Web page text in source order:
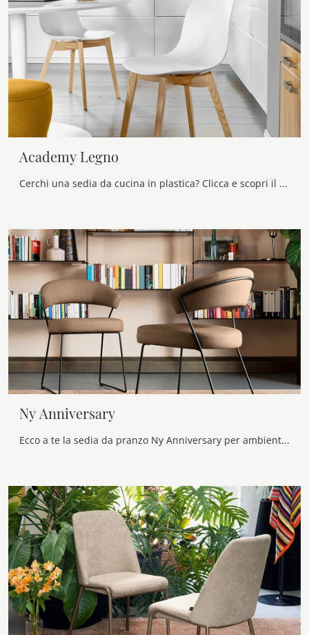
Academy Legno
Cerchi una sedia da cucina in plastica? Clicca e scopri il modello Academy Legno di Connubia per ultimare i tuoi interni ottimamente.
Ny Anniversary
Ecco a te la sedia da pranzo Ny Anniversary per ambientazioni moderne, tra le più esclusive Sedie fisse di Connubia.